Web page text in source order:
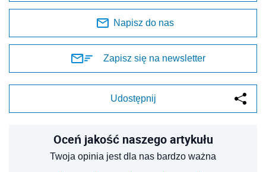
Napisz do nas
Zapisz się na newsletter
Udostępnij
Oceń jakość naszego artykułu
Twoja opinia jest dla nas bardzo ważna